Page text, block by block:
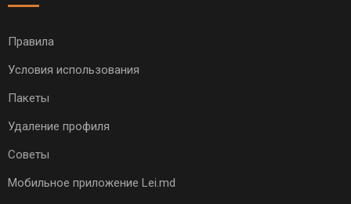
Правила
Условия использования
Пакеты
Удаление профиля
Советы
Мобильное приложение Lei.md